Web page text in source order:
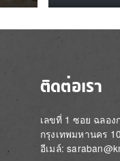
ติดต่อเรา
เลขที่ 1 ซอย ฉลอง
กรุงเทพมหานคร
อีเมล์: